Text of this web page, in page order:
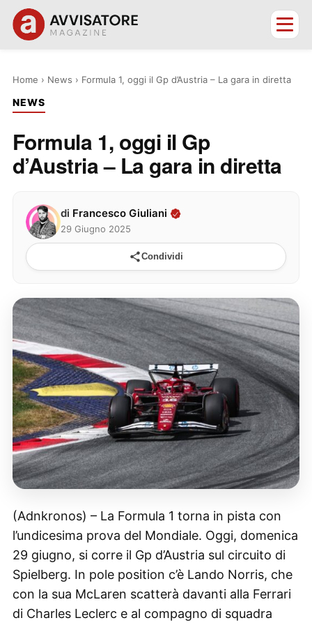
Home › News › Formula 1, oggi il Gp d’Austria – La gara in diretta
NEWS
Formula 1, oggi il Gp
d’Austria – La gara in diretta
di Francesco Giuliani
29 Giugno 2025
Condividi
(Adnkronos) – La Formula 1 torna in pista con
l’undicesima prova del Mondiale. Oggi, domenica
29 giugno, si corre il Gp d’Austria sul circuito di
Spielberg. In pole position c’è Lando Norris, che
con la sua McLaren scatterà davanti alla Ferrari
di Charles Leclerc e al compagno di squadra